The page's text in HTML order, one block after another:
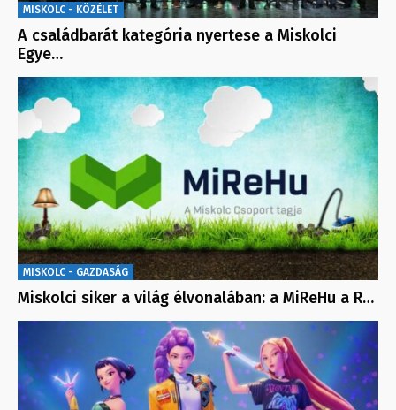
MISKOLC - KÖZÉLET
A családbarát kategória nyertese a Miskolci
Egye…
MISKOLC - GAZDASÁG
Miskolci siker a világ élvonalában: a MiReHu a R…